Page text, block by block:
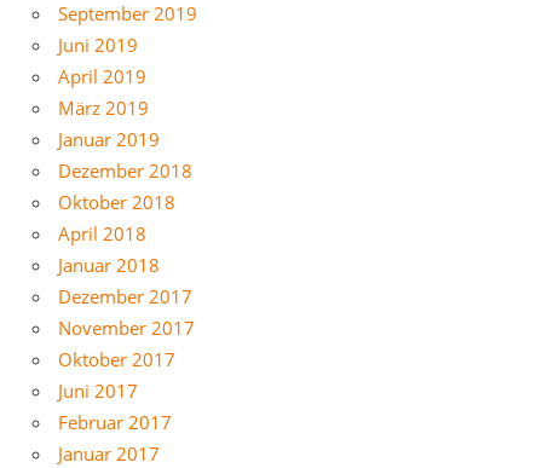
September 2019
Juni 2019
April 2019
März 2019
Januar 2019
Dezember 2018
Oktober 2018
April 2018
Januar 2018
Dezember 2017
November 2017
Oktober 2017
Juni 2017
Februar 2017
Januar 2017